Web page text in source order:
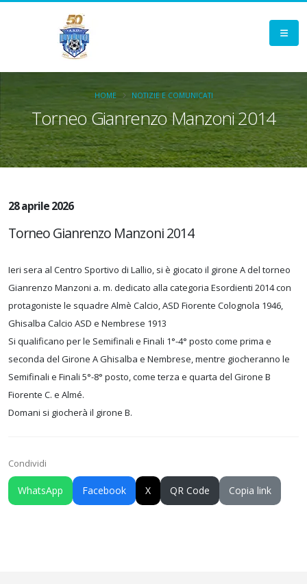
Torneo Gianrenzo Manzoni 2014
HOME NOTIZIE E COMUNICATI
28 aprile 2026
Torneo Gianrenzo Manzoni 2014
Ieri sera al Centro Sportivo di Lallio, si è giocato il girone A del torneo
Gianrenzo Manzoni a. m. dedicato alla categoria Esordienti 2014 con
protagoniste le squadre Almè Calcio, ASD Fiorente Colognola 1946,
Ghisalba Calcio ASD e Nembrese 1913
Si qualificano per le Semifinali e Finali 1°-4° posto come prima e
seconda del Girone A Ghisalba e Nembrese, mentre giocheranno le
Semifinali e Finali 5°-8° posto, come terza e quarta del Girone B
Fiorente C. e Almé.
Domani si giocherà il girone B.
Condividi
WhatsApp Facebook X QR Code Copia link